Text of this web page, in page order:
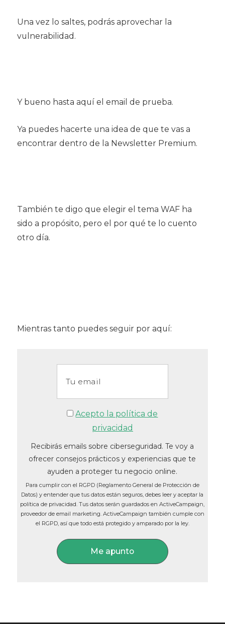
Una vez lo saltes, podrás aprovechar la
vulnerabilidad.
Y bueno hasta aquí el email de prueba.
Ya puedes hacerte una idea de que te vas a
encontrar dentro de la Newsletter Premium.
También te digo que elegir el tema WAF ha
sido a propósito, pero el por qué te lo cuento
otro día.
Mientras tanto puedes seguir por aquí:
Acepto la política de
privacidad
Recibirás emails sobre ciberseguridad. Te voy a
ofrecer consejos prácticos y experiencias que te
ayuden a proteger tu negocio online.
Para cumplir con el RGPD (Reglamento General de Protección de
Datos) y entender que tus datos están seguros, debes leer y aceptar la
política de privacidad. Tus datos serán guardados en ActiveCampaign,
proveedor de email marketing. ActiveCampaign también cumple con
el RGPD, así que todo está protegido y amparado por la ley.